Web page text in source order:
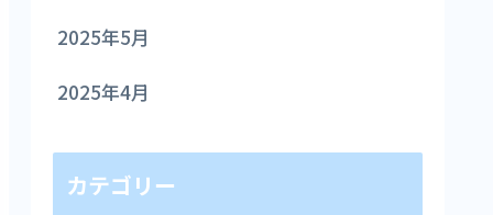
2025年5月
2025年4月
カテゴリー